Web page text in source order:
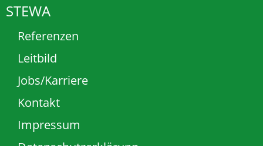
STEWA
Referenzen
Leitbild
Jobs/Karriere
Kontakt
Impressum